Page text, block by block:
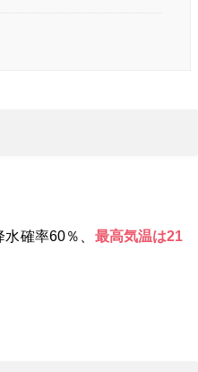
確率60％、 最高気温は21